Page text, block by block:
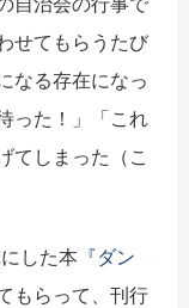
せてもらうたび
なる存在になっ
った！」「これ
てしまった（こ
した本 『ダン
もらって、刊行